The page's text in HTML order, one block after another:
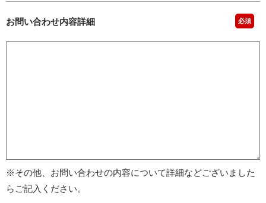
お問い合わせ内容詳細 必須
※その他、お問い合わせの内容について詳細などございました
らご記入ください。